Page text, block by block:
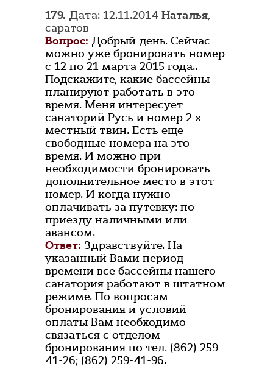
179. Дата: 12.11.2014 Наталья,
саратов
Вопрос: Добрый день. Сейчас
можно уже бронировать номер
с 12 по 21 марта 2015 года..
Подскажите, какие бассейны
планируют работать в это
время. Меня интересует
санаторий Русь и номер 2 х
местный твин. Есть еще
свободные номера на это
время. И можно при
необходимости бронировать
дополнительное место в этот
номер. И когда нужно
оплачивать за путевку: по
приезду наличными или
авансом.
Ответ: Здравствуйте. На
указанный Вами период
времени все бассейны нашего
санатория работают в штатном
режиме. По вопросам
бронирования и условий
оплаты Вам необходимо
связаться с отделом
бронирования по тел. (862) 259-
41-26; (862) 259-41-96.